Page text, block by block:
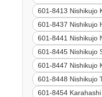
601-8413 Nishikujo
601-8437 Nishikujo
601-8441 Nishikujo
601-8445 Nishikujo
601-8447 Nishikujo
601-8448 Nishikujo
601-8454